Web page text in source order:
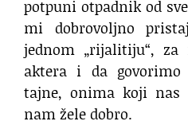
potpuni otpadnik od
mi dobrovoljno
jednom „rijalitiju“, za
aktera i da
tajne, onima koji
nam žele dobro.